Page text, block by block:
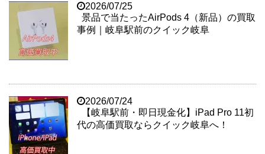
2026/07/25
景品で当たったAirPods 4（新品）の買取
事例｜岐阜駅前のクイック岐阜
2026/07/24
【岐阜駅前・即日現金化】iPad Pro 11初
代の高価買取ならクイック岐阜へ！